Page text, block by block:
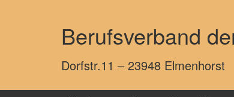
Berufsverband
Dorfstr.11 – 23948 Elmenhorst